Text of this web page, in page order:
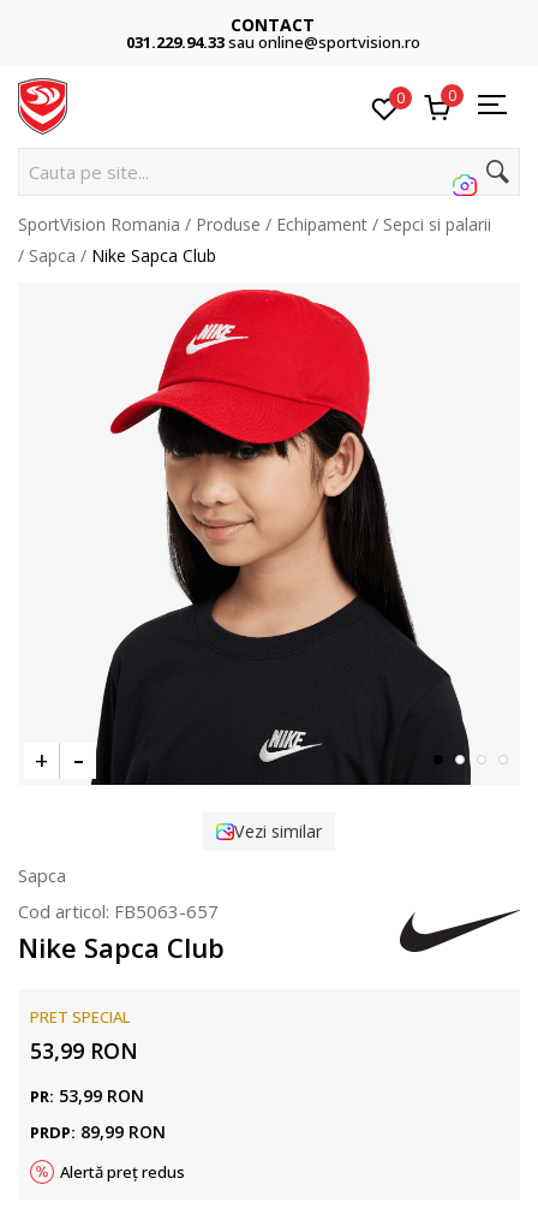
CONTACT
031.229.94.33sau online@sportvision.ro
0 0
Cauta pe site...
SportVision Romania Produse Echipament
Sepci si palarii
Sapca
Nike Sapca Club
Vezi similar
Sapca
Cod articol: FB5063-657
Nike Sapca Club
PRET SPECIAL
53,99 RON
PR: 53,99 RON
PRDP: 89,99 RON
Alertă preț redus